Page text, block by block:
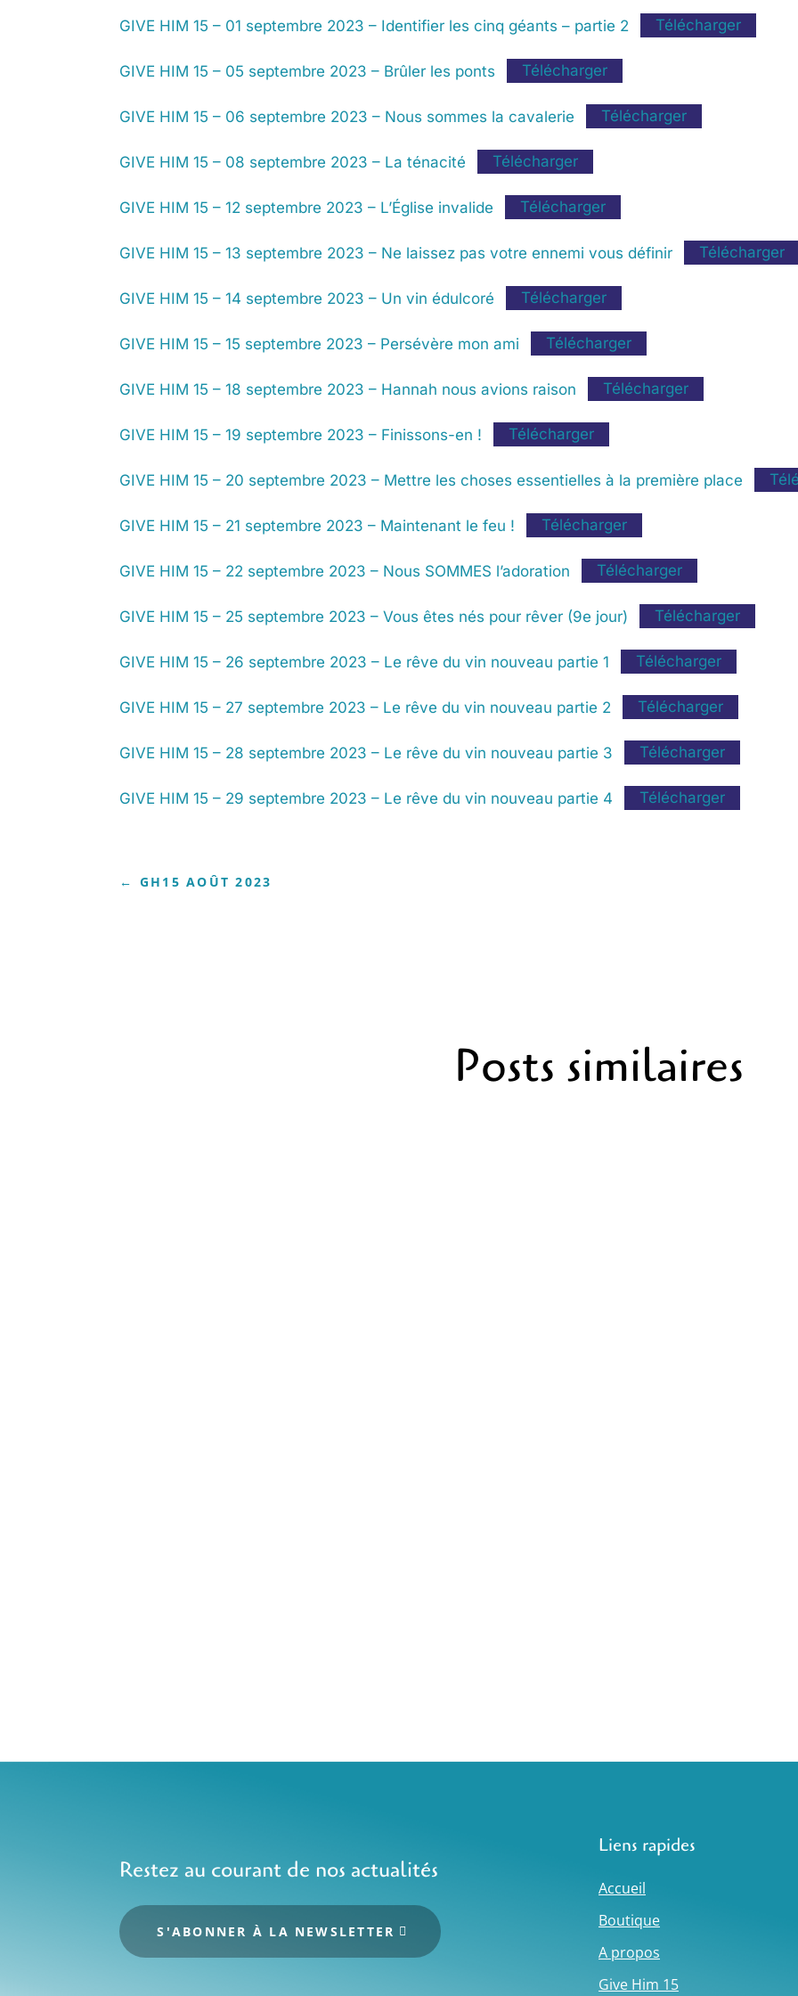
GIVE HIM 15 – 01 septembre 2023 – Identifier les cinq géants – partie 2 Télécharger
GIVE HIM 15 – 05 septembre 2023 – Brûler les ponts Télécharger
GIVE HIM 15 – 06 septembre 2023 – Nous sommes la cavalerie Télécharger
GIVE HIM 15 – 08 septembre 2023 – La ténacité Télécharger
GIVE HIM 15 – 12 septembre 2023 – L’Église invalide Télécharger
GIVE HIM 15 – 13 septembre 2023 – Ne laissez pas votre ennemi vous définir Télécharger
GIVE HIM 15 – 14 septembre 2023 – Un vin édulcoré Télécharger
GIVE HIM 15 – 15 septembre 2023 – Persévère mon ami Télécharger
GIVE HIM 15 – 18 septembre 2023 – Hannah nous avions raison Télécharger
GIVE HIM 15 – 19 septembre 2023 – Finissons-en ! Télécharger
GIVE HIM 15 – 20 septembre 2023 – Mettre les choses essentielles à la première place
GIVE HIM 15 – 21 septembre 2023 – Maintenant le feu ! Télécharger
GIVE HIM 15 – 22 septembre 2023 – Nous SOMMES l’adoration Télécharger
GIVE HIM 15 – 25 septembre 2023 – Vous êtes nés pour rêver (9e jour) Télécharger
GIVE HIM 15 – 26 septembre 2023 – Le rêve du vin nouveau partie 1 Télécharger
GIVE HIM 15 – 27 septembre 2023 – Le rêve du vin nouveau partie 2 Télécharger
GIVE HIM 15 – 28 septembre 2023 – Le rêve du vin nouveau partie 3 Télécharger
GIVE HIM 15 – 29 septembre 2023 – Le rêve du vin nouveau partie 4 Télécharger
← GH15 AOÛT 2023
Posts similaires
Restez au courant de nos actualités
S'ABONNER À LA NEWSLETTER
Liens rapides
Accueil
Boutique
A propos
Give Him 15